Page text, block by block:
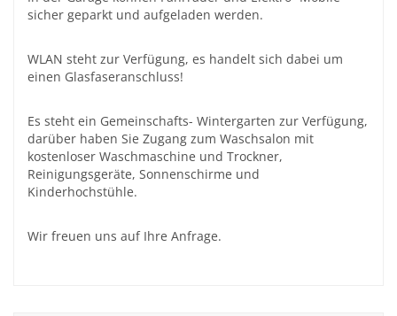
sicher geparkt und aufgeladen werden.
WLAN steht zur Verfügung, es handelt sich dabei um
einen Glasfaseranschluss!
Es steht ein Gemeinschafts- Wintergarten zur Verfügung,
darüber haben Sie Zugang zum Waschsalon mit
kostenloser Waschmaschine und Trockner,
Reinigungsgeräte, Sonnenschirme und
Kinderhochstühle.
Wir freuen uns auf Ihre Anfrage.